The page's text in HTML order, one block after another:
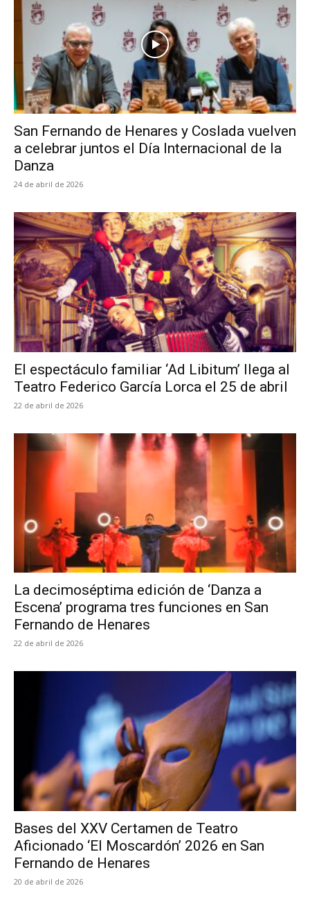
San Fernando de Henares y Coslada vuelven
a celebrar juntos el Día Internacional de la
Danza
24 de abril de 2026
El espectáculo familiar ‘Ad Libitum’ llega al
Teatro Federico García Lorca el 25 de abril
22 de abril de 2026
La decimoséptima edición de ‘Danza a
Escena’ programa tres funciones en San
Fernando de Henares
22 de abril de 2026
Bases del XXV Certamen de Teatro
Aficionado ‘El Moscardón’ 2026 en San
Fernando de Henares
20 de abril de 2026